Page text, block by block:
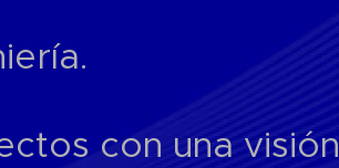
con una visión